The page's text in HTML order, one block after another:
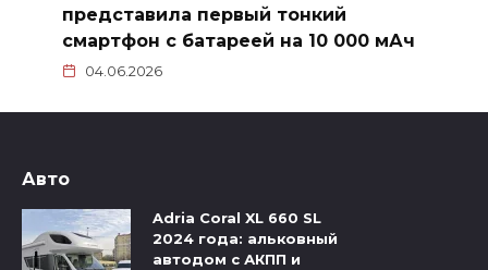
представила первый тонкий
смартфон с батареей на 10 000 мАч
04.06.2026
Авто
Adria Coral XL 660 SL
2024 года: альковный
автодом с АКПП и